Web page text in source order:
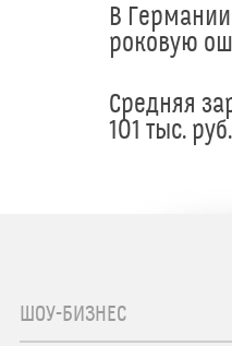
В
роковую
Средняя
101 тыс.
ШОУ-БИЗНЕС